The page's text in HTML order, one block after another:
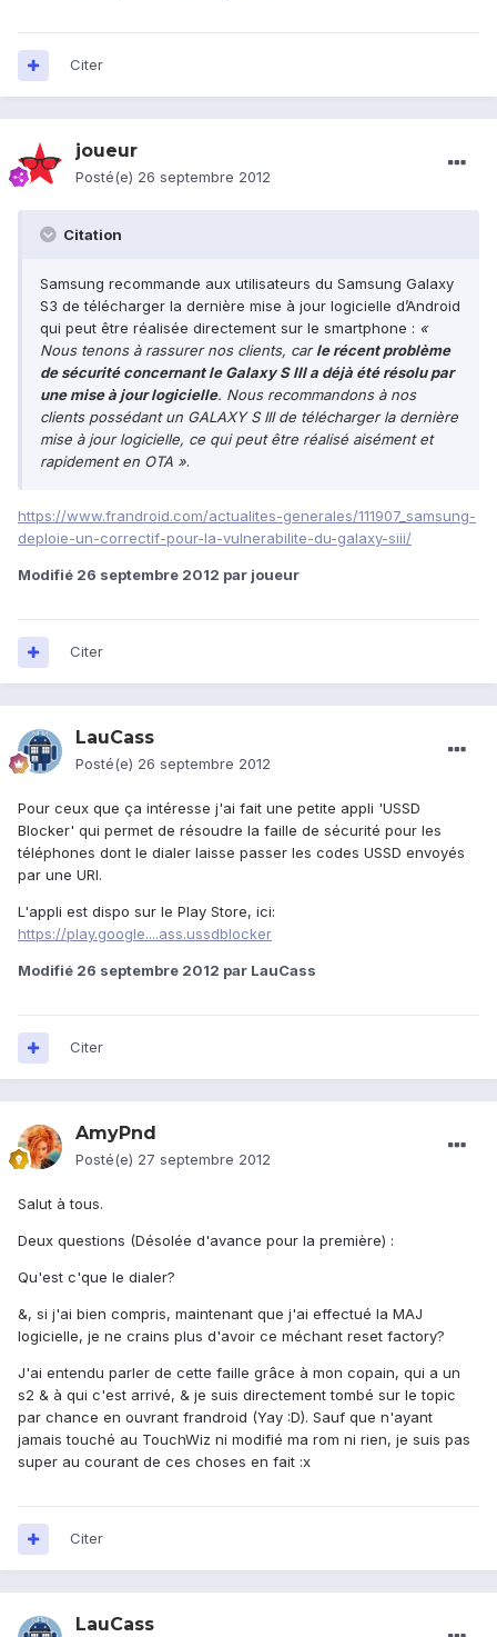
Citer
joueur
Posté(e) 26 septembre 2012
Citation
Samsung recommande aux utilisateurs du Samsung Galaxy
S3 de télécharger la dernière mise à jour logicielle d’Android
qui peut être réalisée directement sur le smartphone : «
Nous tenons à rassurer nos clients, carle récent problème
de sécurité concernant le Galaxy S III a déjà été résolu par
une mise à jour logicielle. Nous recommandons à nos
clients possédant un GALAXY S III de télécharger la dernière
mise à jour logicielle, ce qui peut être réalisé aisément et
rapidement en OTA ».
https://www.frandroid.com/actualites-generales/111907_samsung-
deploie-un-correctif-pour-la-vulnerabilite-du-galaxy-siii/
Modifié 26 septembre 2012 par joueur
Citer
LauCass
Posté(e) 26 septembre 2012
Pour ceux que ça intéresse j'ai fait une petite appli 'USSD
Blocker' qui permet de résoudre la faille de sécurité pour les
téléphones dont le dialer laisse passer les codes USSD envoyés
par une URI.
L'appli est dispo sur le Play Store, ici:
https://play.google....ass.ussdblocker
Modifié 26 septembre 2012 par LauCass
Citer
AmyPnd
Posté(e) 27 septembre 2012
Salut à tous.
Deux questions (Désolée d'avance pour la première) :
Qu'est c'que le dialer?
&, si j'ai bien compris, maintenant que j'ai effectué la MAJ
logicielle, je ne crains plus d'avoir ce méchant reset factory?
J'ai entendu parler de cette faille grâce à mon copain, qui a un
s2 & à qui c'est arrivé, & je suis directement tombé sur le topic
par chance en ouvrant frandroid (Yay :D). Sauf que n'ayant
jamais touché au TouchWiz ni modifié ma rom ni rien, je suis pas
super au courant de ces choses en fait :x
Citer
LauCass